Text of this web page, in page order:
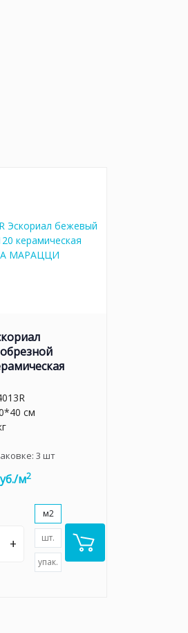
см
3 шт
м2
+
м2
шт.
упак.